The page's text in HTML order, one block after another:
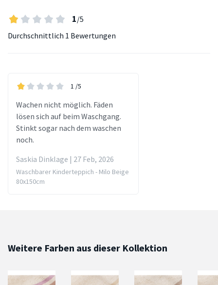
1/5
Durchschnittlich 1 Bewertungen
1 /5
Wachen nicht möglich. Fäden
lösen sich auf beim Waschgang.
Stinkt sogar nach dem waschen
noch.
Saskia Dinklage | 27 Feb, 2026
Waschbarer Kinderteppich - Milo Beige
80x150cm
Weitere Farben aus dieser Kollektion